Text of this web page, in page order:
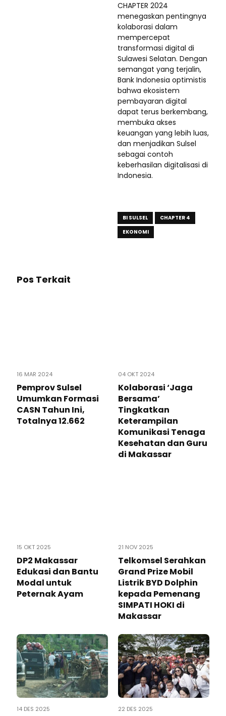
CHAPTER 2024
menegaskan pentingnya
kolaborasi dalam
mempercepat
transformasi digital di
Sulawesi Selatan. Dengan
semangat yang terjalin,
Bank Indonesia optimistis
bahwa ekosistem
pembayaran digital
dapat terus berkembang,
membuka akses
keuangan yang lebih luas,
dan menjadikan Sulsel
sebagai contoh
keberhasilan digitalisasi di
Indonesia.
BI SULSEL
CHAPTER 4
EKONOMI
Pos Terkait
16 MAR 2024
Pemprov Sulsel
Umumkan Formasi
CASN Tahun Ini,
Totalnya 12.662
04 OKT 2024
Kolaborasi ‘Jaga
Bersama’
Tingkatkan
Keterampilan
Komunikasi Tenaga
Kesehatan dan Guru
di Makassar
15 OKT 2025
DP2 Makassar
Edukasi dan Bantu
Modal untuk
Peternak Ayam
21 NOV 2025
Telkomsel Serahkan
Grand Prize Mobil
Listrik BYD Dolphin
kepada Pemenang
SIMPATI HOKI di
Makassar
14 DES 2025 22 DES 2025